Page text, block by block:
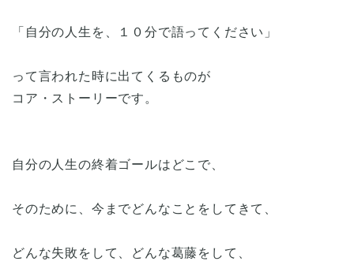
「自分の人生を、１０分で語ってください」
って言われた時に出てくるものが
コア・ストーリーです。
自分の人生の終着ゴールはどこで、
そのために、今までどんなことをしてきて、
どんな失敗をして、どんな葛藤をして、